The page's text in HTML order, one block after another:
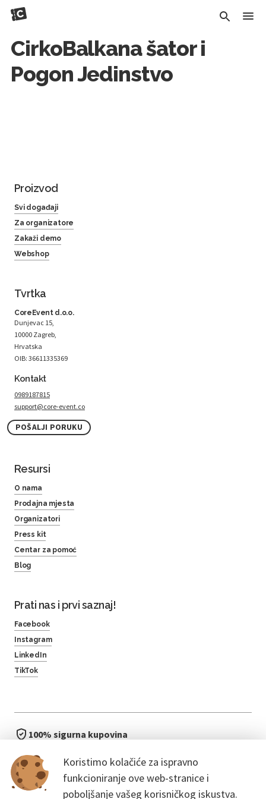
CirkoBalkana šator i
Pogon Jedinstvo
Koristimo kolačiće za ispravno
funkcioniranje ove web-stranice i
poboljšanje vašeg korisničkog iskustva.
Proizvod
Svi događaji
Za organizatore
Zakaži demo
Webshop
Tvrtka
CoreEvent d.o.o.
Dunjevac 15,
10000 Zagreb,
Hrvatska
OIB: 36611335369
Kontakt
0989187815
support@core-event.co
POŠALJI PORUKU
Resursi
O nama
Prodajna mjesta
Organizatori
Press kit
Centar za pomoć
Blog
Prati nas i prvi saznaj!
Facebook
Instagram
LinkedIn
TikTok
100% sigurna kupovina
bez čekanja u redu